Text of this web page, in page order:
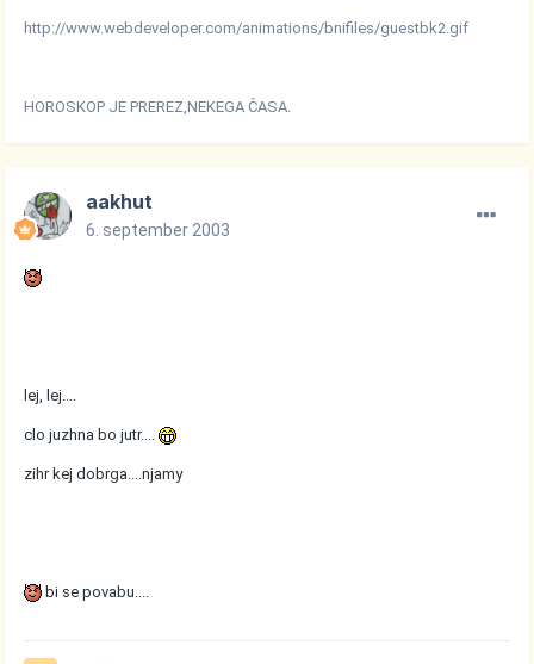
http://www.webdeveloper.com/animations/bnifiles/guestbk2.gif
HOROSKOP JE PREREZ,NEKEGA ČASA.
aakhut
6. september 2003
lej, lej....
clo juzhna bo jutr....
zihr kej dobrga....njamy
bi se povabu....